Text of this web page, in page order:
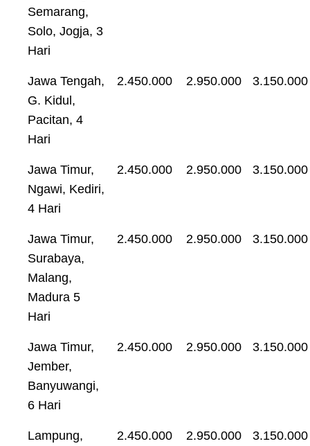
Semarang,
Solo, Jogja, 3
Hari
Jawa Tengah,
G. Kidul,
Pacitan, 4
Hari
2.450.000 2.950.000 3.150.000
Jawa Timur,
Ngawi, Kediri,
4 Hari
2.450.000 2.950.000 3.150.000
Jawa Timur,
Surabaya,
Malang,
Madura 5
Hari
2.450.000 2.950.000 3.150.000
Jawa Timur,
Jember,
Banyuwangi,
6 Hari
2.450.000 2.950.000 3.150.000
Lampung,
2.450.000 2.950.000 3.150.000